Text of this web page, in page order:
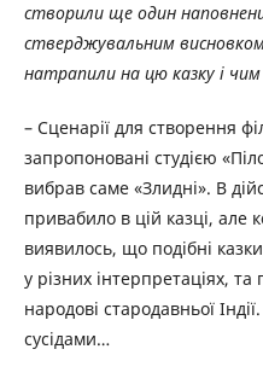
створили ще один
стверджувальним
натрапили на цю казку і
– Сценарії для створення
запропоновані студією
вибрав саме «Злидні». В
привабило в цій казці, але
виявилось, що подібні
у різних інтерпретаціях,
народові стародавньої
сусідами…